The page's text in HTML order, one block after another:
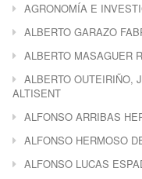
AGRONOMÍA E
ALBERTO GARAZO
ALBERTO MASAGUER
ALBERTO OUTEIRIÑO,
ALTISENT
ALFONSO ARRIBAS
ALFONSO HERMOSO
ALFONSO LUCAS